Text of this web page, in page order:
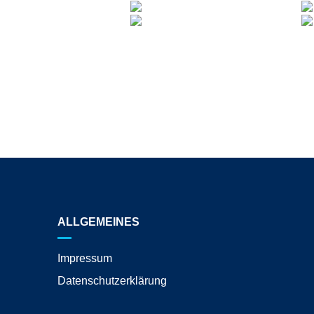
ALLGEMEINES
Impressum
Datenschutzerklärung